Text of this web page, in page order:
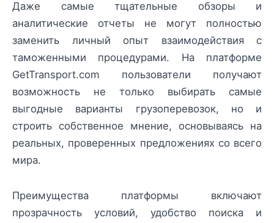
Даже самые тщательные обзоры и
аналитические отчеты не могут полностью
заменить личный опыт взаимодействия с
таможенными процедурами. На платформе
GetTransport.com пользователи получают
возможность не только выбирать самые
выгодные варианты грузоперевозок, но и
строить собственное мнение, основываясь на
реальных, проверенных предложениях со всего
мира.
Преимущества платформы включают
прозрачность условий, удобство поиска и